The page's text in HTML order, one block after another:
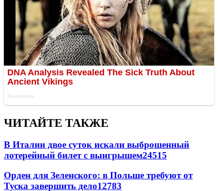
ЧИТАЙТЕ ТАКЖЕ
В Италии двое суток искали выброшенный
лотерейный билет с выигрышем24515
Орден для Зеленского: в Польше требуют от
Туска завершить дело12783